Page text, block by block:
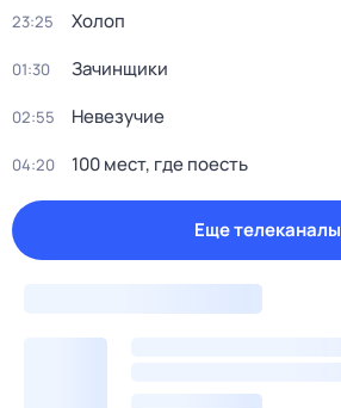
23:25 Холоп
01:30 Зачинщики
02:55 Невезучие
04:20 100 мест, где поесть
Еще телеканалы